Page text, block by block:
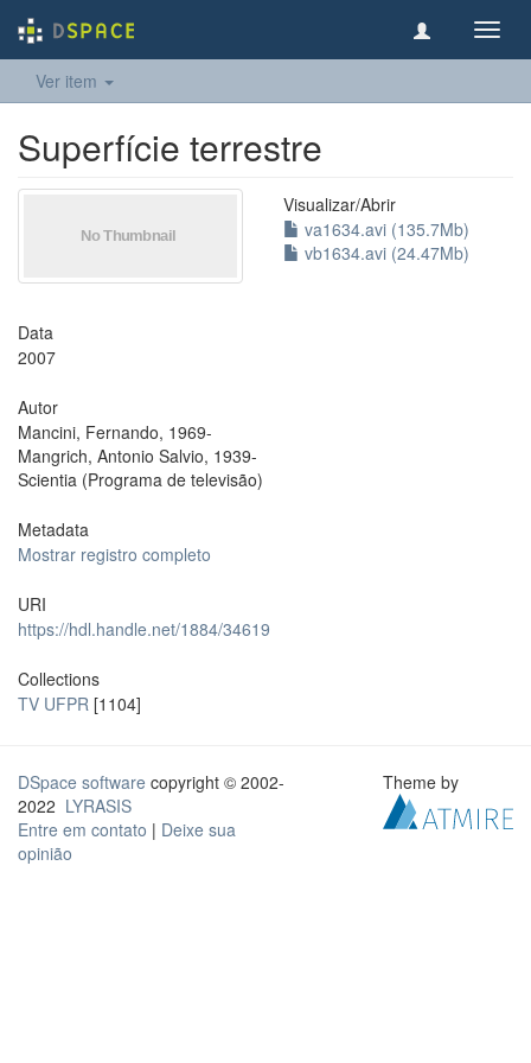
Ver item
Superfície terrestre
Visualizar/Abrir
va1634.avi (135.7Mb)
vb1634.avi (24.47Mb)
Data
2007
Autor
Mancini, Fernando, 1969-
Mangrich, Antonio Salvio, 1939-
Scientia (Programa de televisão)
Metadata
Mostrar registro completo
URI
https://hdl.handle.net/1884/34619
Collections
TV UFPR [1104]
DSpace software copyright © 2002-
2022 LYRASIS
Entre em contato | Deixe sua
opinião
Theme by